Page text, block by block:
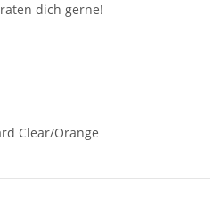
dich gerne!
Clear/Orange